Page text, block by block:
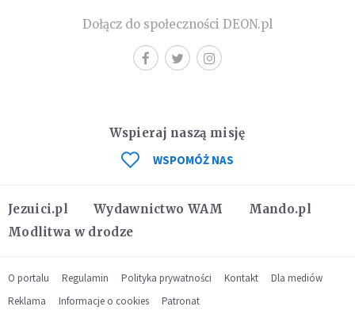
Dołącz do społeczności DEON.pl
Jezuici.pl Wydawnictwo WAM
Mando.pl
Modlitwa w drodze
Wspieraj naszą misję
WSPOMÓŻ NAS
O portalu Regulamin Polityka prywatności Kontakt
Dla mediów
Reklama
Informacje o cookies Patronat